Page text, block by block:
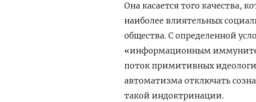
Она касается того качества,
наиболее влиятельных
общества. С определенной
«информационным
поток примитивных
автоматизма отключать
такой индоктринации.